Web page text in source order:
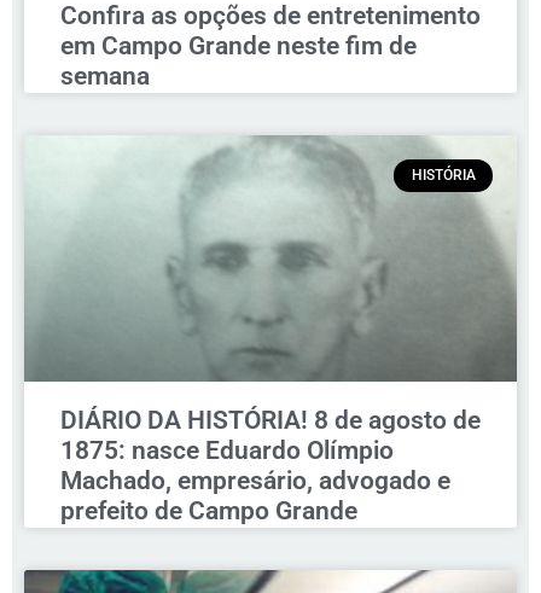
Confira as opções de entretenimento
em Campo Grande neste fim de
semana
HISTÓRIA
DIÁRIO DA HISTÓRIA! 8 de agosto de
1875: nasce Eduardo Olímpio
Machado, empresário, advogado e
prefeito de Campo Grande